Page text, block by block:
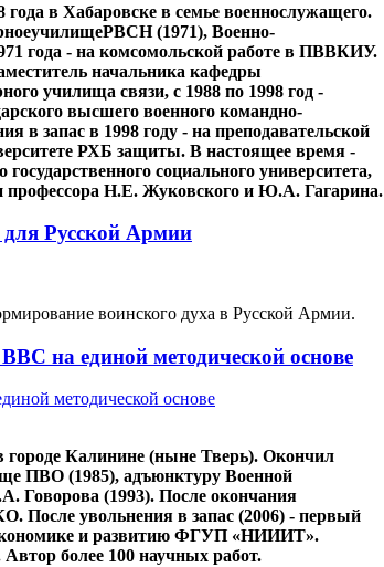
в Хабаровске в семье военнослужащего.
(1971), Военно-
года - на комсомольской работе в ПВВКИУ.
начальника кафедры
училища связи, с 1988 по 1998 год -
высшего военного командно-
в запас в 1998 году - на преподавательской
РХБ защиты. В настоящее время -
социального университета,
профессора Н.Е. Жуковского и Ю.А. Гагарина.
для Русской Армии
воинского духа в Русской Армии.
на единой методической основе
Калинине (ныне Тверь). Окончил
ПВО (1985), адъюнктуру Военной
Говорова (1993). После окончания
После увольнения в запас (2006) - первый
экономике и развитию ФГУП «НИИИТ».
более 100 научных работ.